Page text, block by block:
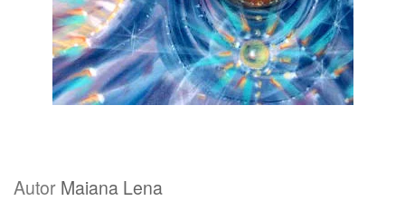
Autor Maiana Lena